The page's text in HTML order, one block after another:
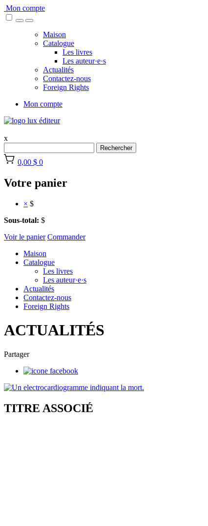
Skip
to
Mon compte
Maison
Catalogue
Les livres
Les auteur·e·s
Actualités
Contactez-nous
Foreign Rights
Mon compte
x
Rechercher
0,00 $ 0
Votre panier
× $
Sous-total: $
Voir le panier Commander
Maison
Catalogue
Les livres
Les auteur·e·s
Actualités
Contactez-nous
Foreign Rights
ACTUALITÉS
Partager
TITRE ASSOCIÉ